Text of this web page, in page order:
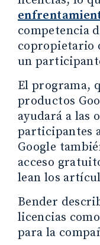
competencia
copropietario
un
El programa,
productos
ayudará a las
participantes
Google
acceso
lean los
Bender
licencias
para la